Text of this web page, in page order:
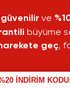
16
güvenilirve
büyüme
geç,
İNDİRİM